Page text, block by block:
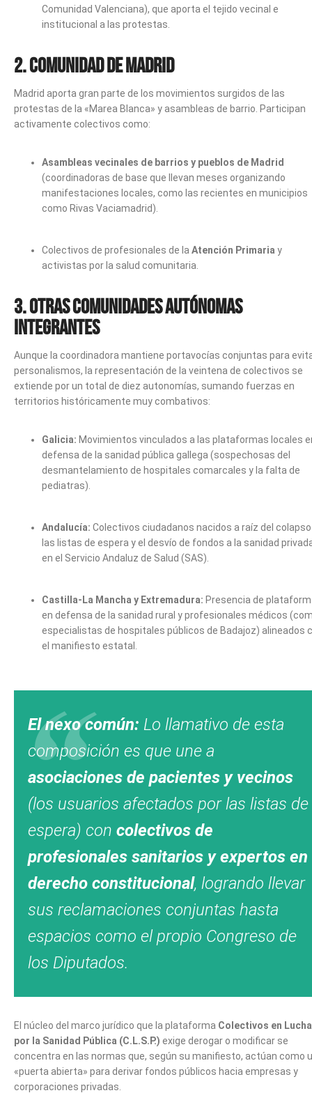
Comunidad Valenciana), que aporta el tejido vecinal e
institucional a las protestas.
2. Comunidad de Madrid
Madrid aporta gran parte de los movimientos surgidos de las
protestas de la «Marea Blanca» y asambleas de barrio. Participan
activamente colectivos como:
Asambleas vecinales de barrios y pueblos de Madrid
(coordinadoras de base que llevan meses organizando
manifestaciones locales, como las recientes en municipios
como Rivas Vaciamadrid).
Colectivos de profesionales de la Atención Primaria y
activistas por la salud comunitaria.
3. Otras Comunidades Autónomas
Integrantes
Aunque la coordinadora mantiene portavocías conjuntas para
personalismos, la representación de la veintena de colectivos se
extiende por un total de diez autonomías, sumando fuerzas en
territorios históricamente muy combativos:
Galicia: Movimientos vinculados a las plataformas locales
defensa de la sanidad pública gallega (sospechosas del
desmantelamiento de hospitales comarcales y la falta de
pediatras).
Andalucía: Colectivos ciudadanos nacidos a raíz del
las listas de espera y el desvío de fondos a la sanidad
en el Servicio Andaluz de Salud (SAS).
Castilla-La Mancha y Extremadura: Presencia de
en defensa de la sanidad rural y profesionales médicos
especialistas de hospitales públicos de Badajoz) alineados
el manifiesto estatal.
El nexo común: Lo llamativo de esta
composición es que une a
asociaciones de pacientes y vecinos
(los usuarios afectados por las listas de
espera) con colectivos de
profesionales sanitarios y expertos en
derecho constitucional, logrando llevar
sus reclamaciones conjuntas hasta
espacios como el propio Congreso de
los Diputados.
El núcleo del marco jurídico que la plataforma Colectivos en Lucha
por la Sanidad Pública (C.L.S.P.) exige derogar o modificar se
concentra en las normas que, según su manifiesto, actúan como
«puerta abierta» para derivar fondos públicos hacia empresas y
corporaciones privadas.